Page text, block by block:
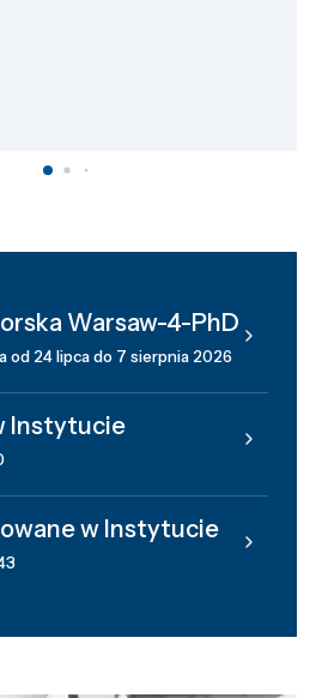
Warsaw-4-PhD
od 24 lipca do 7 sierpnia 2026
Instytucie
w Instytucie